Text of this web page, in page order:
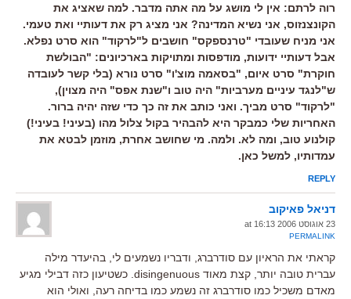
רוה לרתם: אין לי מושג על מה אתה מדבר. למה שאציג את
הקונצנזוס, אני נשיא המדינה? אני מציג רק את דעותיי ואת טעמי.
אני מניח שעובדי "טרנספקס" חושבים ל"לרקוד" הוא סרט נפלא.
אבל דעותיי ידועות, מודפסות ומתויקות בארכיונים: "הבולשת
חוקרת" סרט איום, "בסאמה מוצ'ו" סרט נורא (בלי קשר לעובדה
ש"לנגד עיניים מערביות" היה טוב ו"שנת אפס" היה מצוין),
"לרקוד" סרט מביך. ואני כותב את זה כך כדי שזה יהיה ברור.
האחריות שלי כמבקר היא להבהיר בקול צלול מהו (בעיני! בעיני!)
קולנוע טוב, ומה לא. ולמה. מי שחושב אחרת, מוזמן לבטא את
עמדותיו, למשל כאן.
REPLY
דניאל פאיקוב
23 אוגוסט 2006 at 16:13
PERMALINK
קראתי את הראיון עם סודרברג, ודבריו נשמעים לי, בהיעדר מילה
עברית טובה יותר, קצת מאוד disingenuous. כשטיעון כזה דבילי מגיע
מאדם משכיל כמו סודרברג זה נשמע כמו בדיחה רעה, ואולי הוא